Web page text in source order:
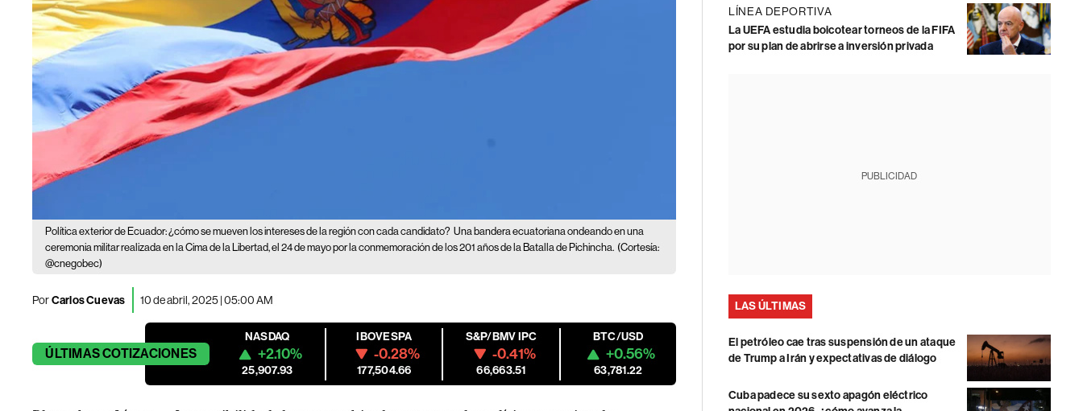
Política exterior de Ecuador: ¿cómo se mueven los intereses de la región con cada candidato? Una bandera ecuatoriana ondeando en una
ceremonia militar realizada en la Cima de la Libertad, el 24 de mayo por la conmemoración de los 201 años de la Batalla de Pichincha. (Cortesía:
@cnegobec)
PorCarlos Cuevas 10 de abril, 2025 | 05:00 AM
ÚLTIMASCOTIZACIONES
NASDAQ
+2.10%
25,907.93
IBOVESPA
-0.28%
177,504.66
S&P/BMV IPC
-0.41%
66,663.51
BTC/USD
+0.56%
63,781.22
LÍNEA DEPORTIVA
La UEFA estudia boicotear torneos de la FIFA
por su plan de abrirse a inversión privada
PUBLICIDAD
LAS ÚLTIMAS
El petróleo cae tras suspensión de un ataque
de Trump a Irán y expectativas de diálogo
Cuba padece su sexto apagón eléctrico